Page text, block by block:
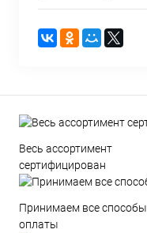
Весь ассортимент
сертифицирован
Принимаем все способы
оплаты